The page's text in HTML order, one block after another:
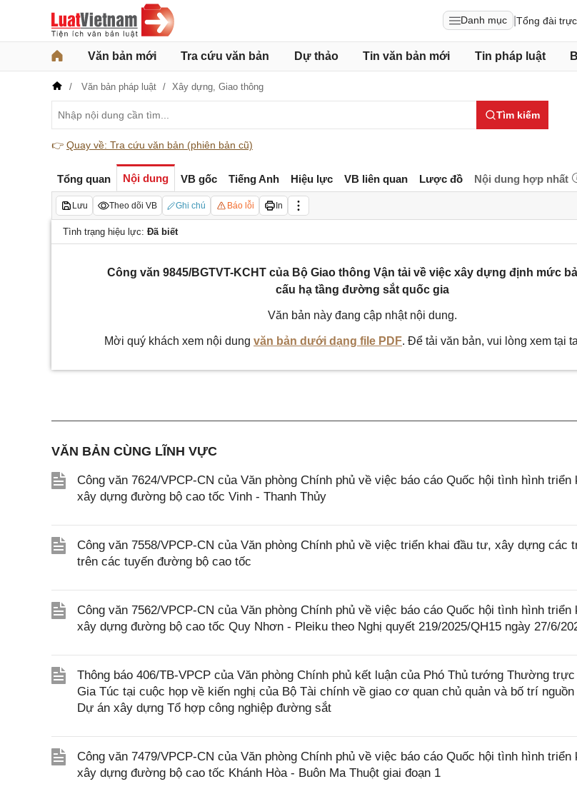
Danh mục Tổng đài
Văn bản mới Tra cứu văn bản Dự thảo Tin văn bản mới Tin pháp luật
Văn bản pháp luật Xây dựng, Giao thông
Tìm kiếm
👉 Quay về: Tra cứu văn bản (phiên bản cũ)
Tổng quan Nội dung VB gốc Tiếng Anh Hiệu lực VB liên quan Lược đồ Nội dung hợp nhất
Lưu Theo dõi VB Ghi chú Báo lỗi In
Tình trạng hiệu lực: Đã biết
Công văn 9845/BGTVT-KCHT của Bộ Giao thông Vận tải về việc xây dựng định mức
cấu hạ tầng đường sắt quốc gia
Văn bản này đang cập nhật nội dung.
Mời quý khách xem nội dung văn bản dưới dạng file PDF. Để tải văn bản, vui lòng xem tại
VĂN BẢN CÙNG LĨNH VỰC
Công văn 7624/VPCP-CN của Văn phòng Chính phủ về việc báo cáo Quốc hội tình hình
xây dựng đường bộ cao tốc Vinh - Thanh Thủy
Công văn 7558/VPCP-CN của Văn phòng Chính phủ về việc triển khai đầu tư, xây dựng các
trên các tuyến đường bộ cao tốc
Công văn 7562/VPCP-CN của Văn phòng Chính phủ về việc báo cáo Quốc hội tình hình
xây dựng đường bộ cao tốc Quy Nhơn - Pleiku theo Nghị quyết 219/2025/QH15 ngày 27/6/
Thông báo 406/TB-VPCP của Văn phòng Chính phủ kết luận của Phó Thủ tướng Thường
Gia Túc tại cuộc họp về kiến nghị của Bộ Tài chính về giao cơ quan chủ quản và bố trí
Dự án xây dựng Tổ hợp công nghiệp đường sắt
Công văn 7479/VPCP-CN của Văn phòng Chính phủ về việc báo cáo Quốc hội tình hình
xây dựng đường bộ cao tốc Khánh Hòa - Buôn Ma Thuột giai đoạn 1